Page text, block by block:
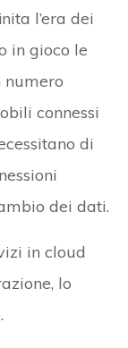
l’era dei
in gioco le
numero
connessi
di
dei dati.
in cloud
lo